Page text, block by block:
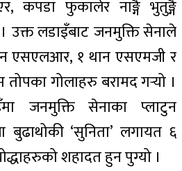
कपडा फुकालेर नाङ्गै भुतुङ्गै
उक्त लडाइँबाट जनमुक्ति सेनाले
एसएलआर, १ थान एसएमजी र
गोलाहरु बरामद गर्‍यो ।
जनमुक्ति सेनाका प्लाटुन
‘सुनिता’ लगायत ६
शहादत हुन पुग्यो ।